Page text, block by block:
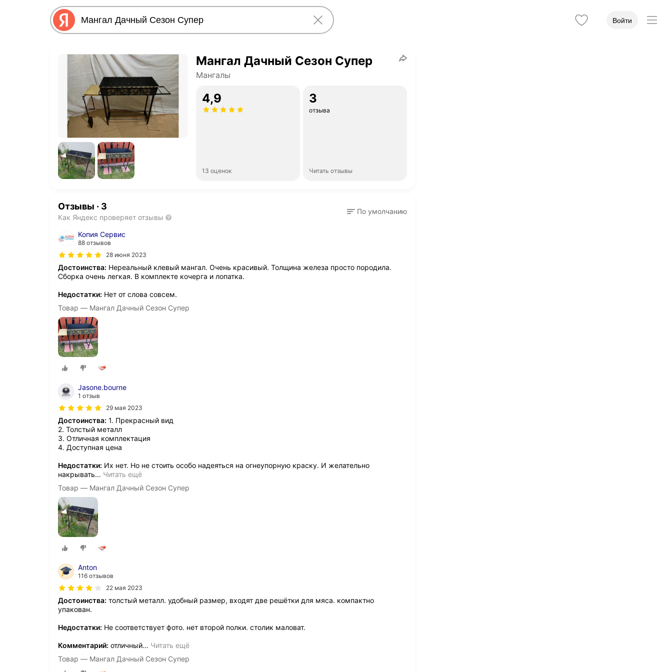
Войти
Мангал Дачный Сезон Супер
Мангалы
4,9
13 оценок
3
отзыва
Читать отзывы
Отзывы · 3
Как Яндекс проверяет отзывы
По умолчанию
Копия Сервис
88 отзывов
28 июня 2023
Достоинства: Нереальный клевый мангал. Очень красивый. Толщина железа просто породила.
Сборка очень легкая. В комплекте кочерга и лопатка.
Недостатки: Нет от слова совсем.
Товар — Мангал Дачный Сезон Супер
Jasone.bourne
1 отзыв
29 мая 2023
Достоинства: 1. Прекрасный вид
2. Толстый металл
3. Отличная комплектация
4. Доступная цена
Недостатки: Их нет. Но не стоить особо надеяться на огнеупорную краску. И желательно
накрывать… Читать ещё
Товар — Мангал Дачный Сезон Супер
Anton
116 отзывов
22 мая 2023
Достоинства: толстый металл. удобный размер, входят две решётки для мяса. компактно
упакован.
Недостатки: Не соответствует фото. нет второй полки. столик маловат.
Комментарий: отличный… Читать ещё
Товар — Мангал Дачный Сезон Супер